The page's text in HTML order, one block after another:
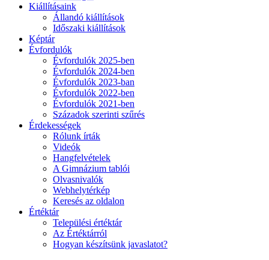
Kiállításaink
Állandó kiállítások
Időszaki kiállítások
Képtár
Évfordulók
Évfordulók 2025-ben
Évfordulók 2024-ben
Évfordulók 2023-ban
Évfordulók 2022-ben
Évfordulók 2021-ben
Századok szerinti szűrés
Érdekességek
Rólunk írták
Videók
Hangfelvételek
A Gimnázium tablói
Olvasnivalók
Webhelytérkép
Keresés az oldalon
Értéktár
Települési értéktár
Az Értéktárról
Hogyan készítsünk javaslatot?